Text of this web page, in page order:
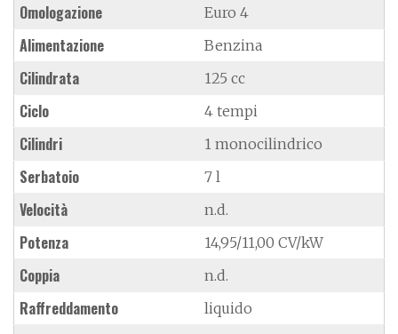
Omologazione Euro 4
Alimentazione Benzina
Cilindrata 125 cc
Ciclo 4 tempi
Cilindri 1 monocilindrico
Serbatoio 7 l
Velocità n.d.
Potenza 14,95/11,00 CV/kW
Coppia n.d.
Raffreddamento liquido